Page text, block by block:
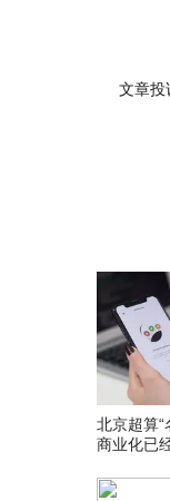
文章
北京超算“
商业化已